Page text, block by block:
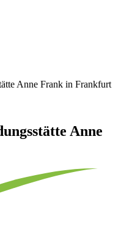
Anne Frank in Frankfurt
Anne